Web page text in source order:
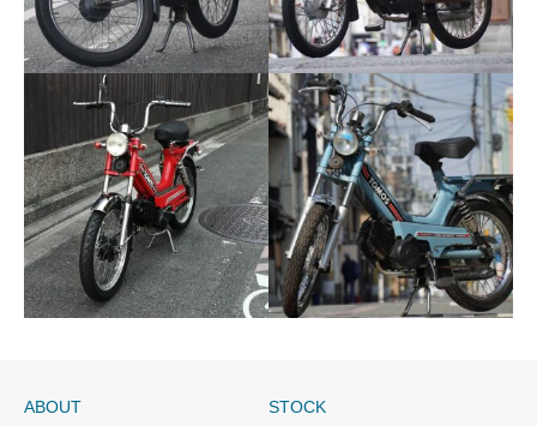
TOMOS ClassicⅠ
THX SOLD
OUT….TOMOS Classic 1
ABOUT STOCK